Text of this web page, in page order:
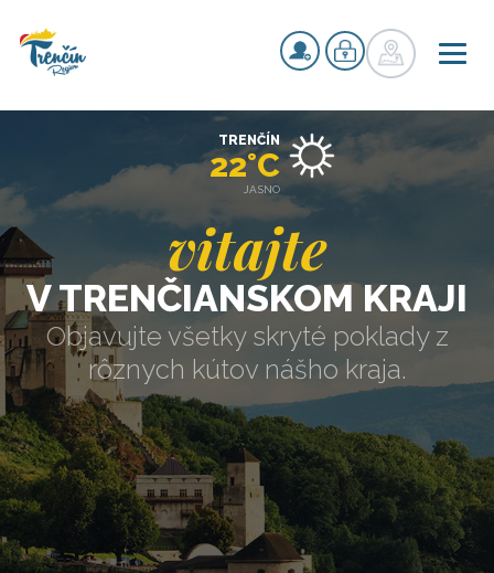
vitajte
V TRENČIANSKOM KRAJI
Objavujte všetky skryté poklady z
rôznych kútov nášho kraja.
TRENČÍN
22°C
JASNO